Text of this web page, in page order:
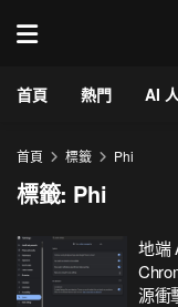
首頁 熱門 AI
首頁 標籤 Phi
標籤: Phi
地端
源衝